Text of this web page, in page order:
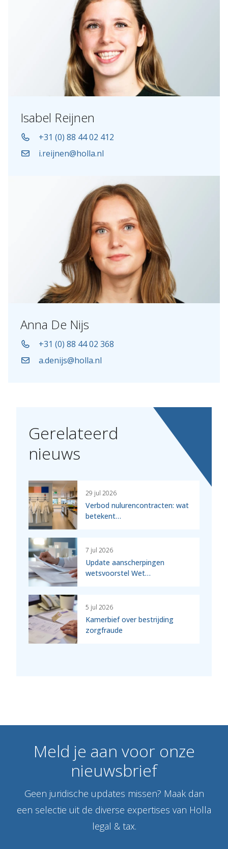
Isabel Reijnen
+31 (0) 88 44 02 412
i.reijnen@holla.nl
Anna De Nijs
+31 (0) 88 44 02 368
a.denijs@holla.nl
Gerelateerd
nieuws
29 jul 2026
Verbod nulurencontracten: wat
betekent…
7 jul 2026
Update aanscherpingen
wetsvoorstel Wet…
5 jul 2026
Kamerbief over bestrijding
zorgfraude
Meld je aan voor onze
nieuwsbrief
Geen juridische updates missen? Maak dan
een selectie uit de diverse expertises van Holla
legal & tax.